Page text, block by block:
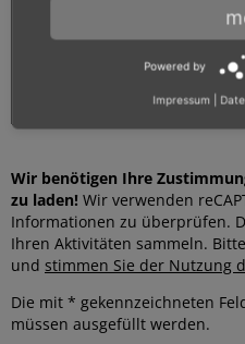
Wir benötigen Ihre
zu laden! Wir verwenden
Informationen zu überprüfen.
Ihren Aktivitäten sammeln. Bitte
und stimmen Sie der Nutzung
Die mit * gekennzeichneten
müssen ausgefüllt werden.
Powered by
Impressum